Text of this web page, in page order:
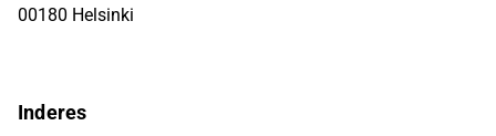
00180 Helsinki
Inderes